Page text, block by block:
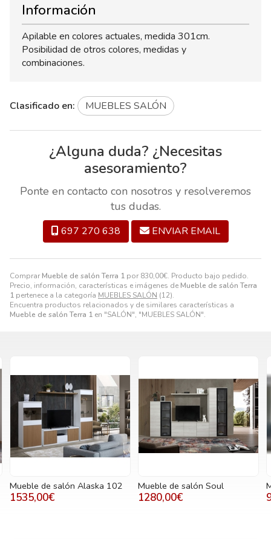
Comprar Mueble de salón Terra 1 por 830,00€. Producto bajo pedido.
Precio, información, características e imágenes de Mueble de salón Terra
1 pertenece a la categoría MUEBLES SALÓN (12).
Encuentra productos relacionados y de similares características a
Mueble de salón Terra 1 en "SALÓN", "MUEBLES SALÓN".
Información
Apilable en colores actuales, medida 301cm.
Posibilidad de otros colores, medidas y
combinaciones.
Clasificado en: MUEBLES SALÓN
¿Alguna duda? ¿Necesitas
asesoramiento?
Ponte en contacto con nosotros y resolveremos
tus dudas.
697 270 638 ENVIAR EMAIL
Mueble de salón Alaska 102
1535,00€
Mueble de salón Soul
1280,00€